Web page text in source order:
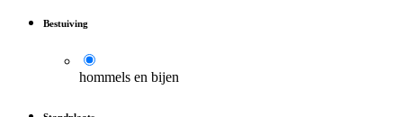
Bestuiving
hommels en bijen